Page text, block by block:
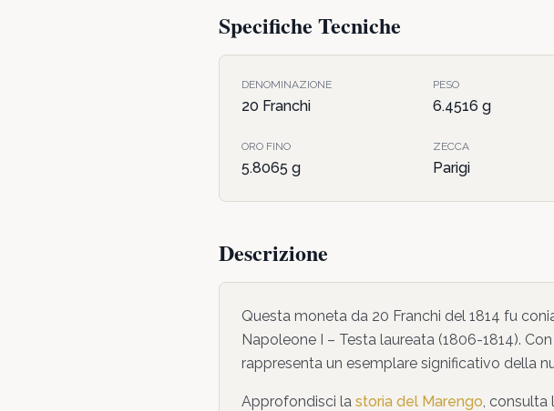
Specifiche Tecniche
DENOMINAZIONE
20 Franchi
PESO
6.4516 g
ORO FINO
5.8065 g
ZECCA
Parigi
Descrizione
Questa moneta da 20 Franchi del 1814 fu
Napoleone I – Testa laureata (1806-1814).
rappresenta un esemplare significativo della
Approfondisci la storia del Marengo, consulta